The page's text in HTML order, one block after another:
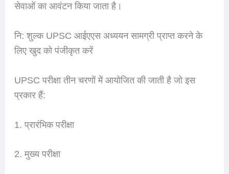
सेवाओं का आवंटन किया जाता है।
नि: शुल्क UPSC आईएएस अध्ययन सामग्री प्राप्त करने के
लिए खुद को पंजीकृत करें
UPSC परीक्षा तीन चरणों में आयोजित की जाती है जो इस
प्रकार हैं:
1. प्रारंभिक परीक्षा
2. मुख्य परीक्षा